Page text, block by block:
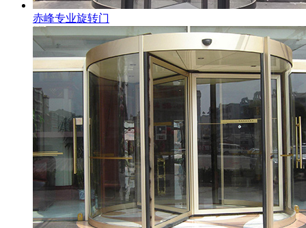
赤峰专业旋转门